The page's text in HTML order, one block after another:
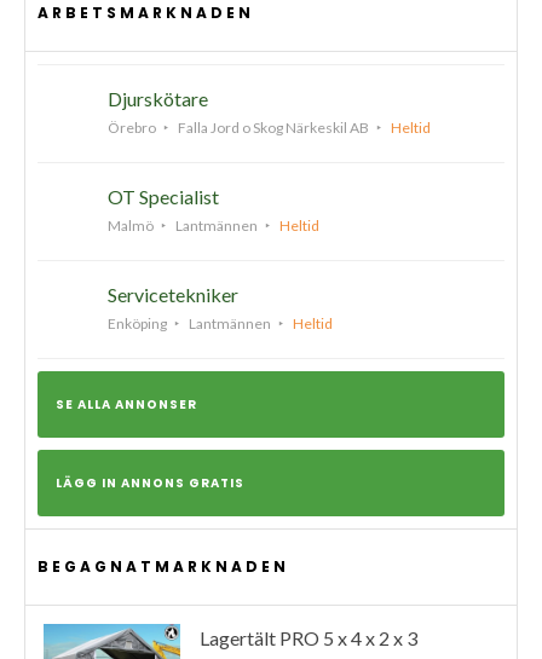
ARBETSMARKNADEN
Djurskötare
Örebro Falla Jord o Skog Närkeskil AB Heltid
OT Specialist
Malmö Lantmännen Heltid
Servicetekniker
Enköping Lantmännen Heltid
SE ALLA ANNONSER
LÄGG IN ANNONS GRATIS
BEGAGNATMARKNADEN
Lagertält PRO 5 x 4 x 2 x 3